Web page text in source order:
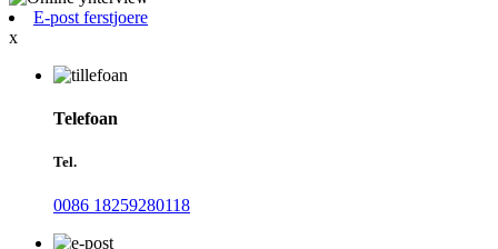
E-post ferstjoere
x
Telefoan
Tel.
0086 18259280118